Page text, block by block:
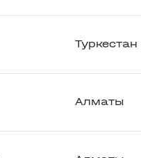
Туркестан
Алматы